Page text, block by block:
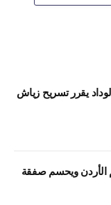
يقرر تسريح زياش
الأردن ويحسم صفقة